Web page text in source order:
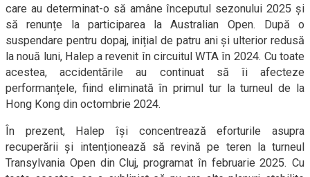
care au determinat-o să amâne începutul sezonului 2025 și
să renunțe la participarea la Australian Open. După o
suspendare pentru dopaj, inițial de patru ani și ulterior redusă
la nouă luni, Halep a revenit în circuitul WTA în 2024. Cu toate
acestea, accidentările au continuat să îi afecteze
performanțele, fiind eliminată în primul tur la turneul de la
Hong Kong din octombrie 2024.
În prezent, Halep își concentrează eforturile asupra
recuperării și intenționează să revină pe teren la turneul
Transylvania Open din Cluj, programat în februarie 2025. Cu